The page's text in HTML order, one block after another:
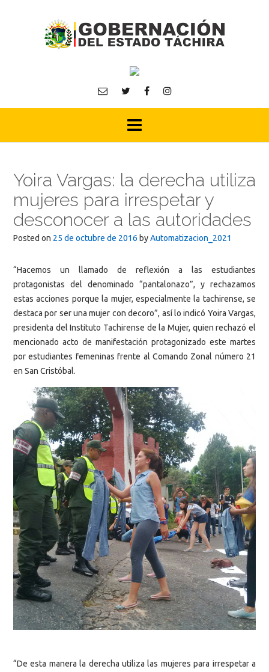
Yoira Vargas: la derecha utiliza
mujeres para irrespetar y
desconocer a las autoridades
Posted on 25 de octubre de 2016 byAutomatizacion_2021
“Hacemos un llamado de reflexión a las estudiantes
protagonistas del denominado “pantalonazo”, y rechazamos
estas acciones porque la mujer, especialmente la tachirense, se
destaca por ser una mujer con decoro”, así lo indicó Yoira Vargas,
presidenta del Instituto Tachirense de la Mujer, quien rechazó el
mencionado acto de manifestación protagonizado este martes
por estudiantes femeninas frente al Comando Zonal número 21
en San Cristóbal.
“De esta manera la derecha utiliza las mujeres para irrespetar a